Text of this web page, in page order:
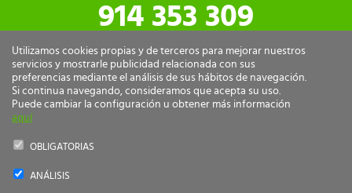
914 353 309
tiendaonline@ecologicaldrive.com
Utilizamos cookies propias y de terceros para mejorar nuestros
servicios y mostrarle publicidad relacionada con sus
preferencias mediante el análisis de sus hábitos de navegación.
Si continua navegando, consideramos que acepta su uso.
Puede cambiar la configuración u obtener más información
aquí
OBLIGATORIAS
ANÁLISIS